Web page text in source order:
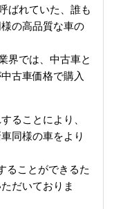
ばれていた、誰も
の高品質な車の
界では、中古車と
古車価格で購入
ることにより、
同様の車をより
ることができるた
だいておりま